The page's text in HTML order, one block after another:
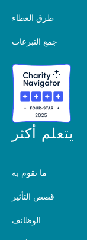
طرق العطاء
جمع التبرعات
يتعلم أكثر
ما نقوم به
قصص التأثير
الوظائف